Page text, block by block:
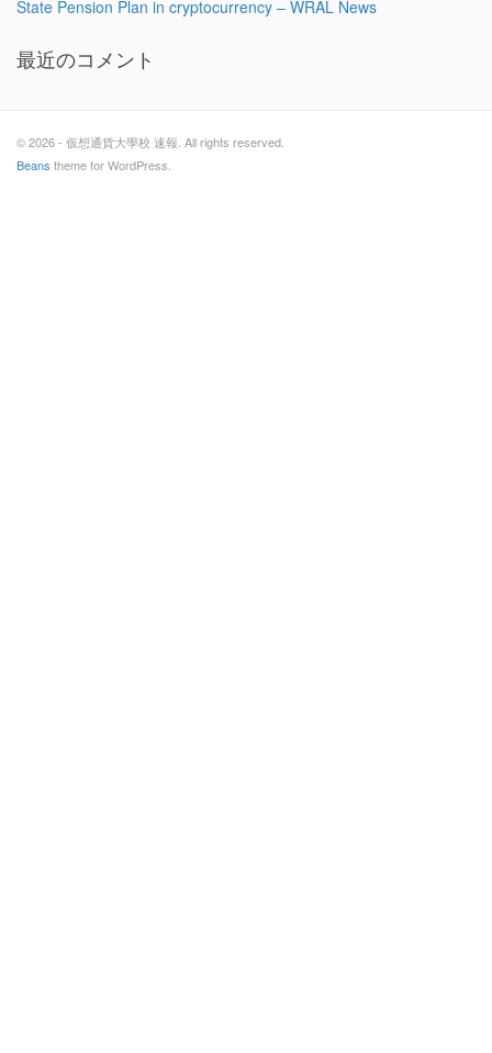
State Pension Plan in cryptocurrency – WRAL News
最近のコメント
© 2026 - 仮想通貨大學校 速報. All rights reserved.
Beans theme for WordPress.